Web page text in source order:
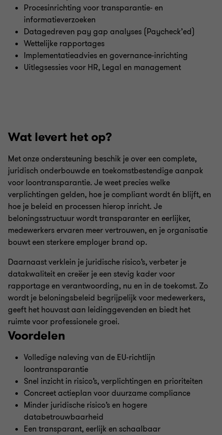
Procesinrichting voor transparantie- en
informatieverzoeken
Datagedreven pay gap analyses (Paycheck’ed)
Wettelijke rapportages
Implementatieadvies en governance-inrichting
Uitlegsessies voor HR, Legal en management
Wat levert het op?
Met onze ondersteuning beschik je over een complete,
juridisch onderbouwde en toekomstbestendige aanpak
voor loontransparantie. Je weet precies welke
verplichtingen gelden, hoe je compliant wordt én blijft, en
hoe je beleid en processen hierop inricht. Je
beloningsstructuur wordt transparanter en eerlijker,
medewerkers ervaren meer vertrouwen, en je organisatie
bouwt een sterkere employer brand op.
Daarnaast verklein je juridische risico’s, verbeter je
datakwaliteit en creëer je een stevig kader voor
rapportage en verantwoording, nu en in de toekomst. Zo
wordt je beloningsbeleid begrijpelijk voor medewerkers,
geeft het houvast aan leidinggevenden en biedt het
ruimte voor professionele groei.
Voordelen
Volledige naleving van de EU-richtlijn
loontransparantie
Snel inzicht in risico’s, verplichtingen en prioriteiten
Concreet actieplan voor duurzame compliance
Minder juridische risico’s en hogere
databetrouwbaarheid
Een transparant, eerlijk en schaalbaar